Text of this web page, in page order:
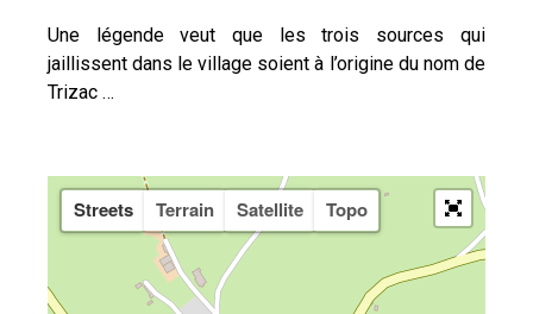
Une légende veut que les trois sources qui
jaillissent dans le village soient à l’origine du nom de
Trizac …
Streets Terrain Satellite Topo